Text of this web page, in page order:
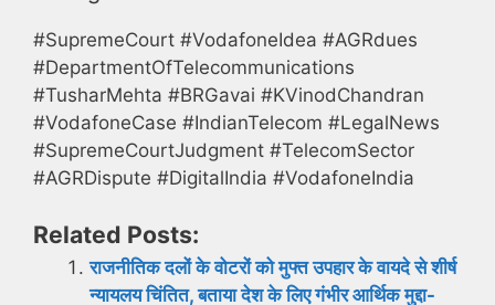
#SupremeCourt #VodafoneIdea #AGRdues
#DepartmentOfTelecommunications
#TusharMehta #BRGavai #KVinodChandran
#VodafoneCase #IndianTelecom #LegalNews
#SupremeCourtJudgment #TelecomSector
#AGRDispute #DigitalIndia #VodafoneIndia
Related Posts:
राजनीतिक दलों के वोटरों को मुफ्त उपहार के वायदे से शीर्ष
न्यायलय चिंतित, बताया देश के लिए गंभीर आर्थिक मुद्दा-